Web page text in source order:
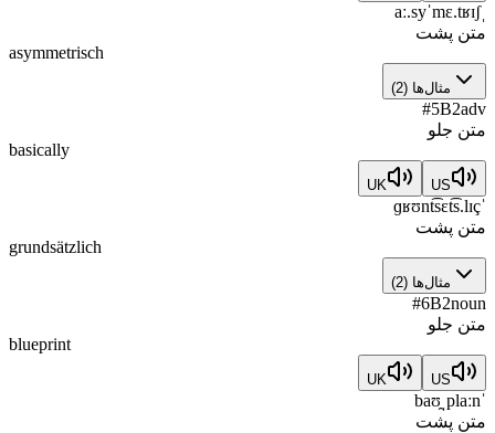
ˌaː.syˈmɛ.tʁɪʃ
متن پشت
asymmetrisch
مثال‌ها (
2
)
#5B2adv
متن جلو
basically
US
UK
ˈɡʁʊnt͡sɛt͡s.lɪç
متن پشت
grundsätzlich
مثال‌ها (
2
)
#6B2noun
متن جلو
blueprint
US
UK
ˈbaʊ̯ˌplaːn
متن پشت